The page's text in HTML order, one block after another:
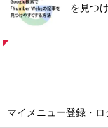
を見つ
マイメニュー登録・ロ